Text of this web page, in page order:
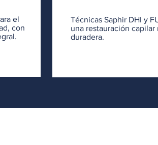
el
con
Técnicas Saphir DHI y
una restauración capilar
duradera.